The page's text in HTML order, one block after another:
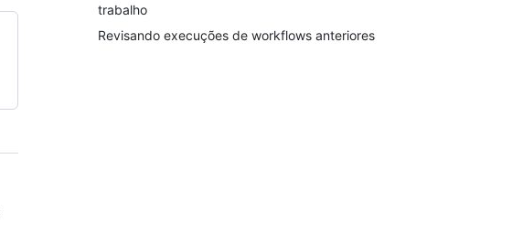
trabalho
Revisando execuções de workflows anteriores